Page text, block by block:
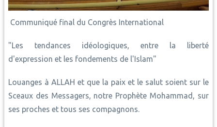
Communiqué final du Congrès International
"Les tendances idéologiques, entre la liberté
d'expression et les fondements de l'Islam"
Louanges à ALLAH et que la paix et le salut soient sur le
Sceaux des Messagers, notre Prophète Mohammad, sur
ses proches et tous ses compagnons.